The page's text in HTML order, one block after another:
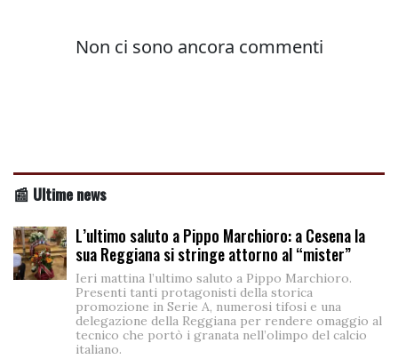
📰 Ultime news
L’ultimo saluto a Pippo Marchioro: a Cesena la
sua Reggiana si stringe attorno al “mister”
Ieri mattina l’ultimo saluto a Pippo Marchioro.
Presenti tanti protagonisti della storica
promozione in Serie A, numerosi tifosi e una
delegazione della Reggiana per rendere omaggio al
tecnico che portò i granata nell’olimpo del calcio
italiano.